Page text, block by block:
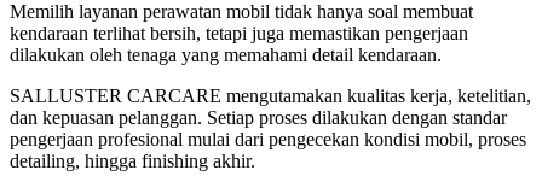
Memilih layanan perawatan mobil tidak hanya soal membuat
kendaraan terlihat bersih, tetapi juga memastikan pengerjaan
dilakukan oleh tenaga yang memahami detail kendaraan.
SALLUSTER CARCARE mengutamakan kualitas kerja, ketelitian,
dan kepuasan pelanggan. Setiap proses dilakukan dengan standar
pengerjaan profesional mulai dari pengecekan kondisi mobil, proses
detailing, hingga finishing akhir.